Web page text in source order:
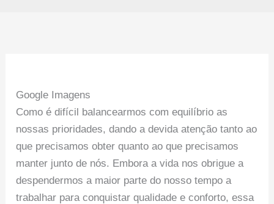
Google Imagens
Como é difícil balancearmos com equilíbrio as
nossas prioridades, dando a devida atenção tanto ao
que precisamos obter quanto ao que precisamos
manter junto de nós. Embora a vida nos obrigue a
despendermos a maior parte do nosso tempo a
trabalhar para conquistar qualidade e conforto, essa